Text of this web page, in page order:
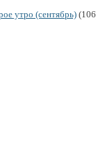
утро (сентябрь)